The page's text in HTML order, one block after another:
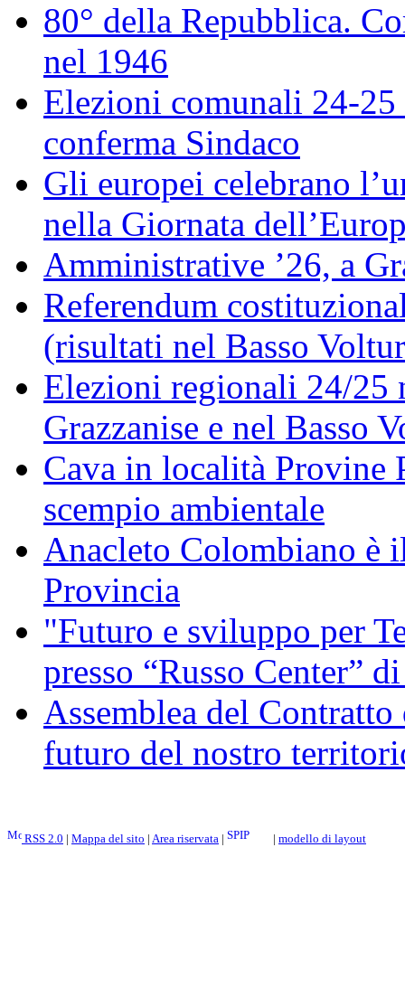
80° della Repubblica.
nel 1946
Elezioni comunali 24-
conferma Sindaco
Gli europei celebrano
nella Giornata
Amministrative ’26, a
Referendum
(risultati nel Basso
Elezioni regionali 24/
Grazzanise e nel Basso
Cava in località Provine
scempio ambientale
Anacleto Colombiano è
Provincia
"Futuro e sviluppo per
presso “Russo Center”
Assemblea del
futuro del nostro
RSS 2.0 | Mappa del sito | Area riservata | | modello di layout